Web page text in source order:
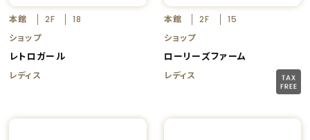
本館 2F
18
ショップ
レトロガール
レディス
本館 2F
15
ショップ
ローリーズファーム
レディス